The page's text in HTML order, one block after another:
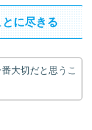
に尽きる
大切だと思うこ